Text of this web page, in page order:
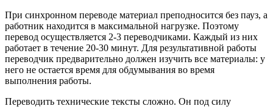
При синхронном переводе материал преподносится без пауз, а
работник находится в максимальной нагрузке. Поэтому
перевод осуществляется 2-3 переводчиками. Каждый из них
работает в течение 20-30 минут. Для результативной работы
переводчик предварительно должен изучить все материалы: у
него не остается время для обдумывания во время
выполнения работы.
Переводить технические тексты сложно. Он под силу